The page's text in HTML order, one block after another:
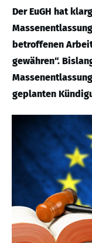
Der EuGH hat
betroffenen
gewähren“.
geplanten